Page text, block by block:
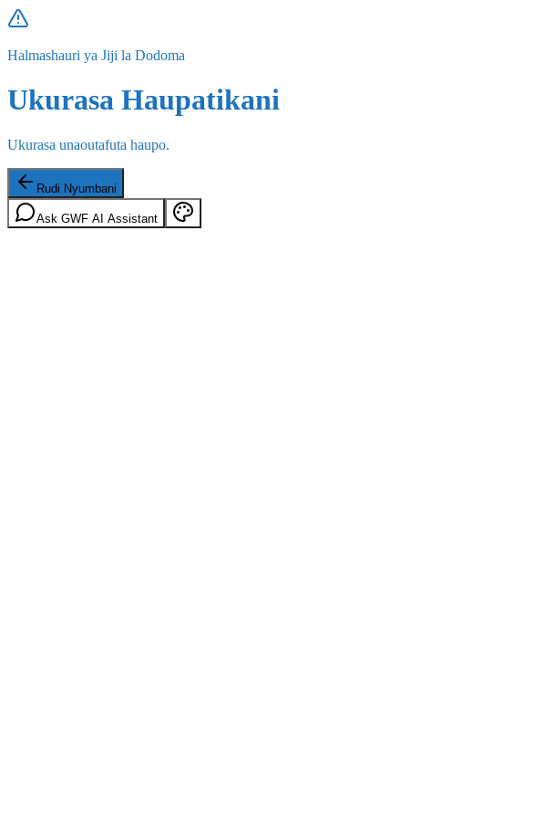
Halmashauri ya Jiji la Dodoma
Ukurasa Haupatikani
Ukurasa unaoutafuta haupo.
Rudi Nyumbani
Ask GWF AI Assistant